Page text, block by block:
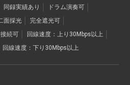
同録実績あり
ドラム演奏可
面採光
完全遮光可
続可
回線速度：上り30Mbps以上
回線速度：下り30Mbps以上